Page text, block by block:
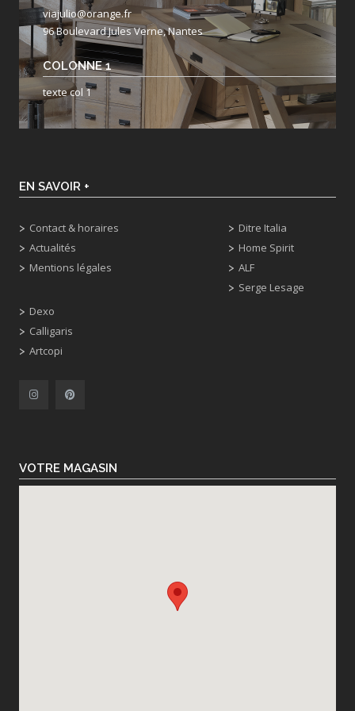
viajulio@orange.fr
96 Boulevard Jules Verne, Nantes
COLONNE 1
texte col 1
EN SAVOIR +
Contact & horaires
Actualités
Mentions légales
Dexo
Calligaris
Artcopi
Ditre Italia
Home Spirit
ALF
Serge Lesage
VOTRE MAGASIN